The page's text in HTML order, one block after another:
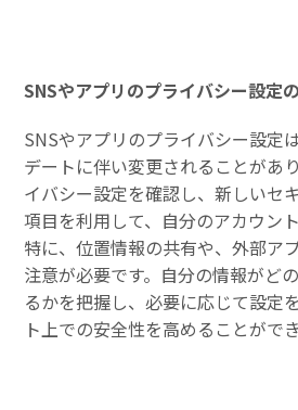
SNSやアプリのプライバシー設定
SNSやアプリのプライバシー設定
デートに伴い変更されることがあ
イバシー設定を確認し、新しいセ
項目を利用して、自分のアカウン
特に、位置情報の共有や、外部ア
注意が必要です。自分の情報がど
るかを把握し、必要に応じて設定
ト上での安全性を高めることができ